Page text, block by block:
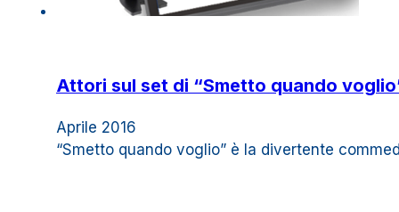
Attori sul set di “Smetto quando
Aprile 2016
“Smetto quando voglio” è la divertente